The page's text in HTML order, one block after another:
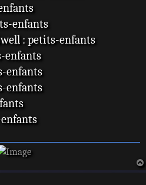
enfants
: petits-enfants
enfants
enfants
enfants